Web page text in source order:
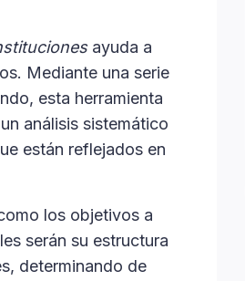
ayuda a
Mediante una serie
esta herramienta
análisis sistemático
están reflejados en
los objetivos a
serán su estructura
determinando de